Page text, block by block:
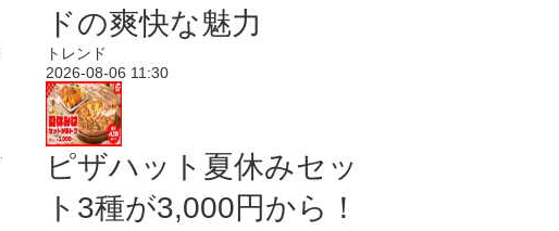
ドの爽快な魅力
トレンド
2026-08-06 11:30
ピザハット夏休みセッ
ト3種が3,000円から！